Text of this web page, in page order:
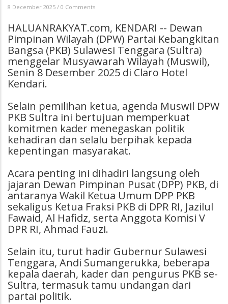
8 December 2025 / 0 Comments
HALUANRAKYAT.com, KENDARI -- Dewan
Pimpinan Wilayah (DPW) Partai Kebangkitan
Bangsa (PKB) Sulawesi Tenggara (Sultra)
menggelar Musyawarah Wilayah (Muswil),
Senin 8 Desember 2025 di Claro Hotel
Kendari.
Selain pemilihan ketua, agenda Muswil DPW
PKB Sultra ini bertujuan memperkuat
komitmen kader menegaskan politik
kehadiran dan selalu berpihak kepada
kepentingan masyarakat.
Acara penting ini dihadiri langsung oleh
jajaran Dewan Pimpinan Pusat (DPP) PKB, di
antaranya Wakil Ketua Umum DPP PKB
sekaligus Ketua Fraksi PKB di DPR RI, Jazilul
Fawaid, Al Hafidz, serta Anggota Komisi V
DPR RI, Ahmad Fauzi.
Selain itu, turut hadir Gubernur Sulawesi
Tenggara, Andi Sumangerukka, beberapa
kepala daerah, kader dan pengurus PKB se-
Sultra, termasuk tamu undangan dari
partai politik.